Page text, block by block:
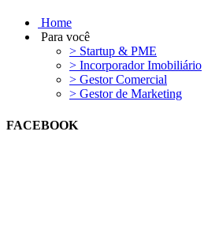
Home
Para você
> Startup & PME
> Incorporador Imobiliário
> Gestor Comercial
> Gestor de Marketing
FACEBOOK